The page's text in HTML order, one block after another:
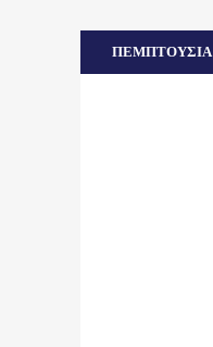
ΠΕΜΠΤΟΥΣΙΑ